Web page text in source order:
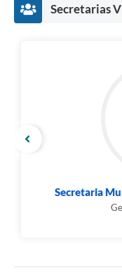
Secretarias
Secretaria